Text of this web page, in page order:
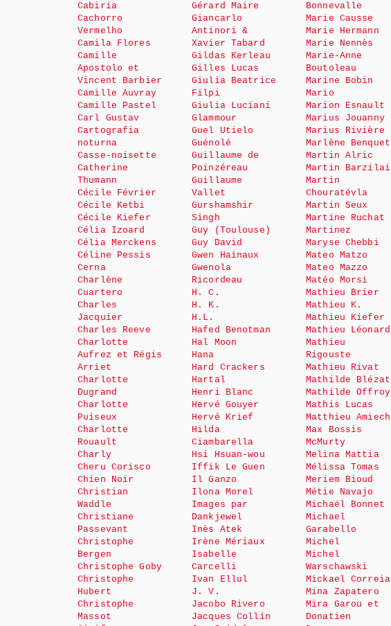
Cabiria
Cachorro
Vermelho
Camila Flores
Camille
Apostolo et
Vincent Barbier
Camille Auvray
Camille Pastel
Carl Gustav
Cartografia
noturna
Casse-noisette
Catherine
Thumann
Cécile Février
Cécile Ketbi
Cécile Kiefer
Célia Izoard
Célia Merckens
Céline Pessis
Cerna
Charlène
Cuartero
Charles
Jacquier
Charles Reeve
Charlotte
Aufrez et Régis
Arriet
Charlotte
Dugrand
Charlotte
Puiseux
Charlotte
Rouault
Charly
Cheru Corisco
Chien Noir
Christian
Waddle
Christiane
Passevant
Christophe
Bergen
Christophe Goby
Christophe
Hubert
Christophe
Massot
Gérard Maire
Giancarlo
Antinori &
Xavier Tabard
Gildas Kerleau
Gilles Lucas
Giulia Beatrice
Filpi
Giulia Luciani
Glammour
Guel Utielo
Guénolé
Guillaume de
Poinzéreau
Guillaume
Vallet
Gurshamshir
Singh
Guy (Toulouse)
Guy David
Gwen Hainaux
Gwenola
Ricordeau
H. C.
H. K.
H.L.
Hafed Benotman
Hal Moon
Hana
Hard Crackers
Hartal
Henri Blanc
Hervé Gouyer
Hervé Krief
Hilda
Ciambarella
Hsi Hsuan-wou
Iffik Le Guen
Il Ganzo
Ilona Morel
Images par
Dankjewel
Inès Atek
Irène Mériaux
Isabelle
Carcelli
Ivan Ellul
J. V.
Jacobo Rivero
Jacques Collin
Bonnevalle
Marie Causse
Marie Hermann
Marie Nennès
Marie-Anne
Boutoleau
Marine Bobin
Mario
Marion Esnault
Marius Jouanny
Marius Rivière
Marlène Benquet
Martin Alric
Martin Barzilai
Martin
Chouratévla
Martin Seux
Martine Ruchat
Martinez
Maryse Chebbi
Mateo Matzo
Mateo Mazzo
Matéo Morsi
Mathieu Brier
Mathieu K.
Mathieu Kiefer
Mathieu Léonard
Mathieu
Rigouste
Mathieu Rivat
Mathilde Blézat
Mathilde Offroy
Mathis Lucas
Matthieu Amiech
Max Bossis
McMurty
Melina Mattia
Mélissa Tomas
Meriem Bioud
Métie Navajo
Michaël Bonnet
Michael
Garabello
Michel
Michel
Warschawski
Mickael Correia
Mina Zapatero
Mira Garou et
Donatien